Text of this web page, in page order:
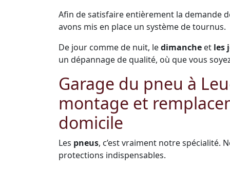
Afin de satisfaire entièrement la demande
avons mis en place un système de tournus.
De jour comme de nuit, ledimanche et les
un dépannage de qualité, où que vous
Garage du pneu à
montage et
domicile
Les pneus, c’est vraiment notre spécialité.
protections indispensables.